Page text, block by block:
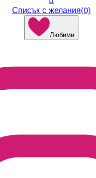
Списък с желания(0)
Любими